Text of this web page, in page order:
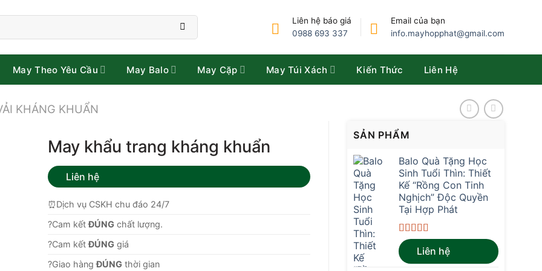
Liên hệ báo giá
0988 693 337
Email của bạn
info.mayhopphat@gmail.com
May Theo Yêu Cầu May Balo May Cặp May Túi Xách Kiến Thức Liên Hệ
KHÁNG KHUẨN
SẢN PHẨM
Balo Quà Tặng Học
Sinh Tuổi Thìn: Thiết
Kế “Rồng Con Tinh
Nghịch” Độc Quyền
Tại Hợp Phát
Được xếp
hạng4.67 5
sao
Liên hệ
May khẩu trang kháng khuẩn
Liên hệ
⏰Dịch vụ CSKH chu đáo 24/7
?Cam kếtĐÚNGchất lượng.
?Cam kếtĐÚNGgiá
?Giao hàngĐÚNGthời gian